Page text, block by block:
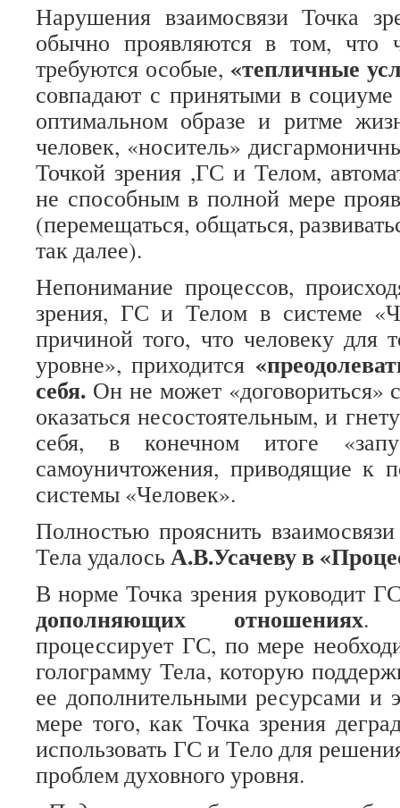
Нарушения взаимосвязи Точка
обычно проявляются в том, что
требуются особые, «тепличные
совпадают с принятыми в социуме
оптимальном образе и ритме
человек, «носитель»
Точкой зрения ,ГС и Телом,
не способным в полной мере
(перемещаться, общаться,
так далее).
Непонимание процессов,
зрения, ГС и Телом в системе
причиной того, что человеку для
уровне», приходится
себя. Он не может «договориться»
оказаться несостоятельным, и
себя, в конечном итоге
самоуничтожения, приводящие к
системы «Человек».
Полностью прояснить
Тела удалось А.В.Усачеву в
В норме Точка зрения руководит
дополняющих отношениях.
процессирует ГС, по мере
голограмму Тела, которую
ее дополнительными ресурсами и
мере того, как Точка зрения
использовать ГС и Тело для
проблем духовного уровня.